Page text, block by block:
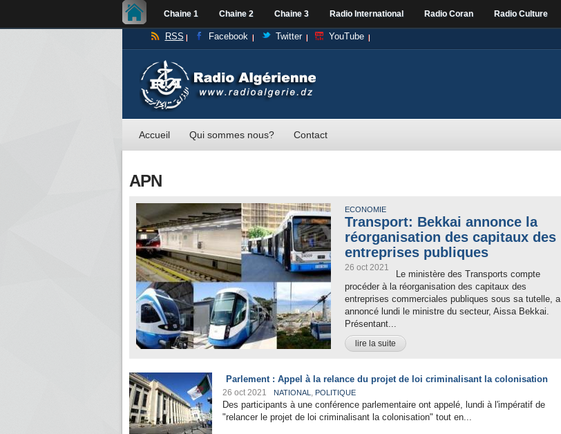
Chaine 1 Chaine 2 Chaine 3 Radio International Radio Coran Radio Culture
RSS Facebook Twitter YouTube
Accueil Qui sommes nous? Contact
APN
ECONOMIE
Transport: Bekkai annonce la
réorganisation des capitaux des
entreprises publiques
26 oct 2021
Le ministère des Transports compte
procéder à la réorganisation des capitaux des
entreprises commerciales publiques sous sa tutelle, a
annoncé lundi le ministre du secteur, Aissa Bekkai.
Présentant...
lire la suite
Parlement : Appel à la relance du projet de loi criminalisant la colonisation
26 oct 2021 NATIONAL , POLITIQUE
Des participants à une conférence parlementaire ont appelé, lundi à l'impératif de
"relancer le projet de loi criminalisant la colonisation" tout en...